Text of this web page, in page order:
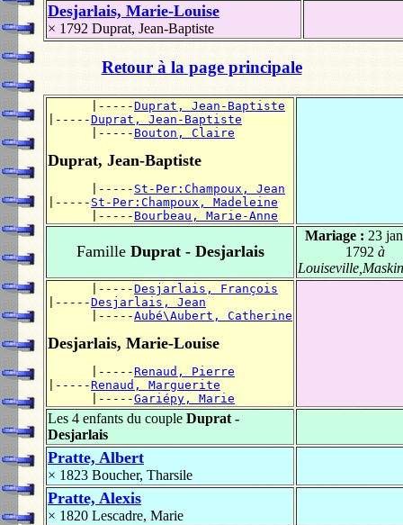
Desjarlais, Marie-Louise
× 1792 Duprat, Jean-Baptiste
Retour à la page principale
      |-----
Duprat, Jean-Baptiste
|-----Duprat, Jean-Baptiste
      |-----
Bouton, Claire
Duprat, Jean-Baptiste
      |-----
St-Per:Champoux, Jean
|----- St-Per:Champoux, Madeleine
      |-----
Bourbeau, Marie-Anne
FamilleDuprat - Desjarlais
Mariage : 23
1792 à
      |-----
Desjarlais, François
|-----Desjarlais, Jean
      |-----
Aubé\Aubert, Catherine
Desjarlais, Marie-Louise
      |-----
Renaud, Pierre
|-----Renaud, Marguerite
      |-----
Gariépy, Marie
Les 4 enfants du couple Duprat -
Desjarlais
Pratte, Albert
× 1823 Boucher, Tharsile
Pratte, Alexis
× 1820 Lescadre, Marie